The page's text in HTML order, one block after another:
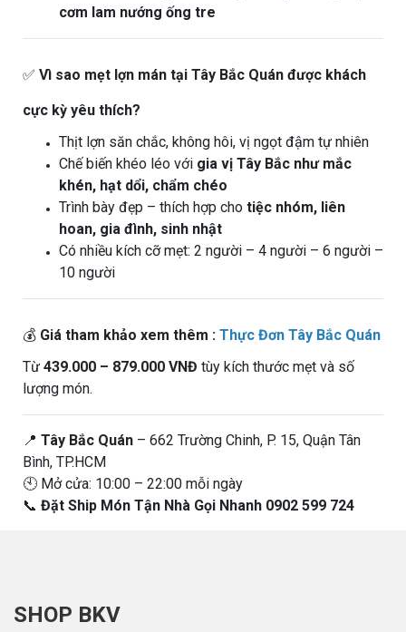
cơm lam nướng ống tre
✅ Vì sao mẹt lợn mán tại Tây Bắc Quán được khách
cực kỳ yêu thích?
Thịt lợn săn chắc, không hôi, vị ngọt đậm tự nhiên
Chế biến khéo léo với gia vị Tây Bắc như mắc
khén, hạt dổi, chẩm chéo
Trình bày đẹp – thích hợp cho tiệc nhóm, liên
hoan, gia đình, sinh nhật
Có nhiều kích cỡ mẹt: 2 người – 4 người – 6 người –
10 người
💰 Giá tham khảo xem thêm : Thực Đơn Tây Bắc Quán
Từ 439.000 – 879.000 VNĐ tùy kích thước mẹt và số
lượng món.
📍 Tây Bắc Quán – 662 Trường Chinh, P. 15, Quận Tân
Bình, TP.HCM
🕙 Mở cửa: 10:00 – 22:00 mỗi ngày
📞 Đặt Ship Món Tận Nhà Gọi Nhanh 0902 599 724
SHOP BKV